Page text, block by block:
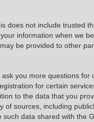
not include trusted
information when we
be provided to other
you more questions
for certain
to the data that you
sources, including
data shared with